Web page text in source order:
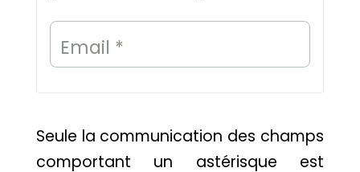
Email *
Seule la communication des champs
comportant un astérisque est